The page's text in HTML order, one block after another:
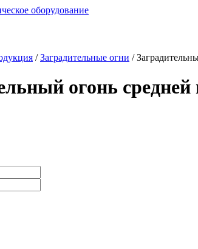
оборудование
/Заградительные огни /
огонь средней